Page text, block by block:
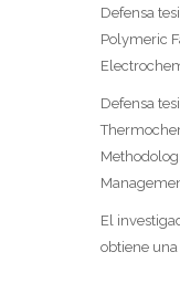
Defensa
Polymeric
Defensa
El
obtiene